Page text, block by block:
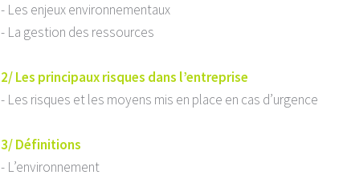
- Les enjeux environnementaux
- La gestion des ressources
2/ Les principaux risques dans l’entreprise
- Les risques et les moyens mis en place en cas d’urgence
3/ Définitions
- L’environnement